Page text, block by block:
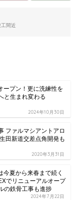
間近
ープン！更に洗練性を
と生まれ変わる
2024年10月30日
ファルマシアントアロ
田新道交差点角開発も
2020年3月31日
夏から来春まで続く
でリニューアルオープ
の鉄骨工事も進捗
2024年7月22日